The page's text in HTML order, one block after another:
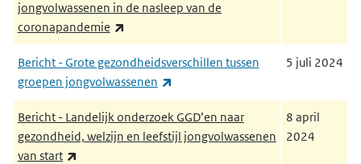
jongvolwassenen in de nasleep van de
coronapandemie
Bericht - Grote gezondheidsverschillen tussen
groepen jongvolwassenen
5 juli 2024
Bericht - Landelijk onderzoek GGD’en naar
gezondheid, welzijn en leefstijl jongvolwassenen
van start
8 april
2024